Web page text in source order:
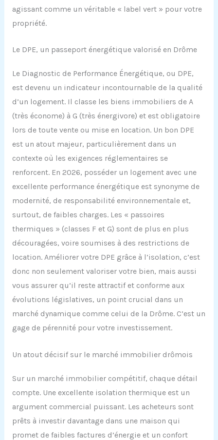
agissant comme un véritable « label vert » pour votre
propriété.
Le DPE, un passeport énergétique valorisé en Drôme
Le Diagnostic de Performance Énergétique, ou DPE,
est devenu un indicateur incontournable de la qualité
d’un logement. Il classe les biens immobiliers de A
(très économe) à G (très énergivore) et est obligatoire
lors de toute vente ou mise en location. Un bon DPE
est un atout majeur, particulièrement dans un
contexte où les exigences réglementaires se
renforcent. En 2026, posséder un logement avec une
excellente performance énergétique est synonyme de
modernité, de responsabilité environnementale et,
surtout, de faibles charges. Les « passoires
thermiques » (classes F et G) sont de plus en plus
découragées, voire soumises à des restrictions de
location. Améliorer votre DPE grâce à l’isolation, c’est
donc non seulement valoriser votre bien, mais aussi
vous assurer qu’il reste attractif et conforme aux
évolutions législatives, un point crucial dans un
marché dynamique comme celui de la Drôme. C’est un
gage de pérennité pour votre investissement.
Un atout décisif sur le marché immobilier drômois
Sur un marché immobilier compétitif, chaque détail
compte. Une excellente isolation thermique est un
argument commercial puissant. Les acheteurs sont
prêts à investir davantage dans une maison qui
promet de faibles factures d’énergie et un confort